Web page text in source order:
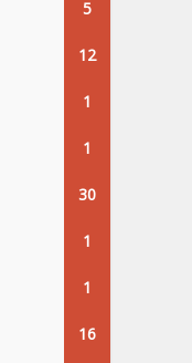
5
12
1
1
30
1
1
16